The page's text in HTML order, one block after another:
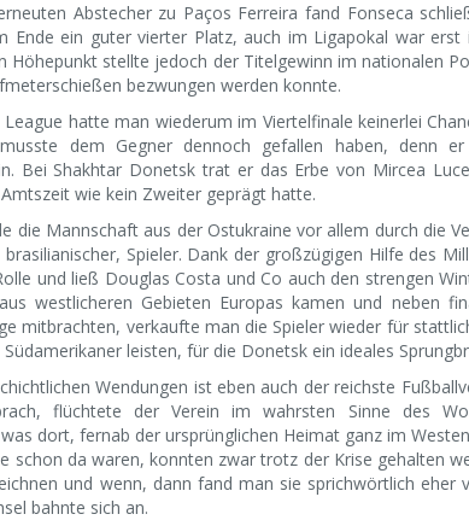
Abstecher zu Paços Ferreira fand Fonseca
Ende ein guter vierter Platz, auch im Ligapokal war erst
Höhepunkt stellte jedoch der Titelgewinn im nationalen
bezwungen werden konnte.
League hatte man wiederum im Viertelfinale keinerlei
dem Gegner dennoch gefallen haben, denn
Bei Shakhtar Donetsk trat er das Erbe von Mircea
wie kein Zweiter geprägt hatte.
die Mannschaft aus der Ostukraine vor allem durch die
Spieler. Dank der großzügigen Hilfe des
und ließ Douglas Costa und Co auch den strengen
westlicheren Gebieten Europas kamen und neben
mitbrachten, verkaufte man die Spieler wieder für
leisten, für die Donetsk ein ideales
Wendungen ist eben auch der reichste
flüchtete der Verein im wahrsten Sinne des
dort, fernab der ursprünglichen Heimat ganz im
schon da waren, konnten zwar trotz der Krise gehalten
und wenn, dann fand man sie sprichwörtlich eher
bahnte sich an.